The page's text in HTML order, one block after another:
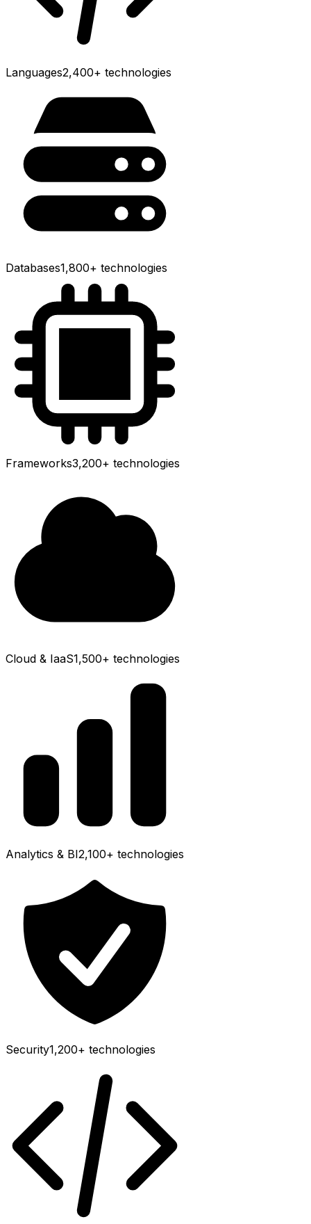
Languages2,400+ technologies
Databases1,800+ technologies
Frameworks3,200+ technologies
Cloud & IaaS1,500+ technologies
Analytics & BI2,100+ technologies
Security1,200+ technologies